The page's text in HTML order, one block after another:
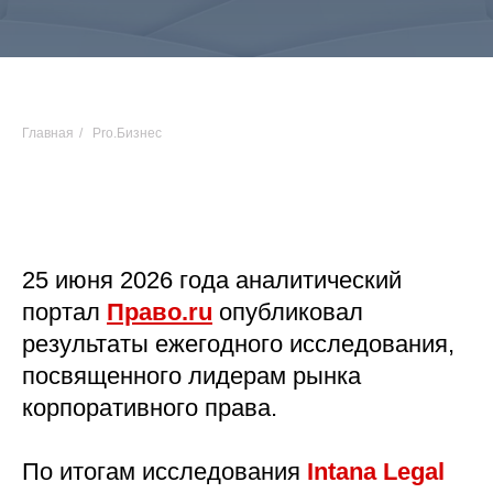
Главная / Pro.Бизнес
25 июня 2026 года аналитический
портал Право.ru опубликовал
результаты ежегодного исследования,
посвященного лидерам рынка
корпоративного права.
По итогам исследования Intana Legal